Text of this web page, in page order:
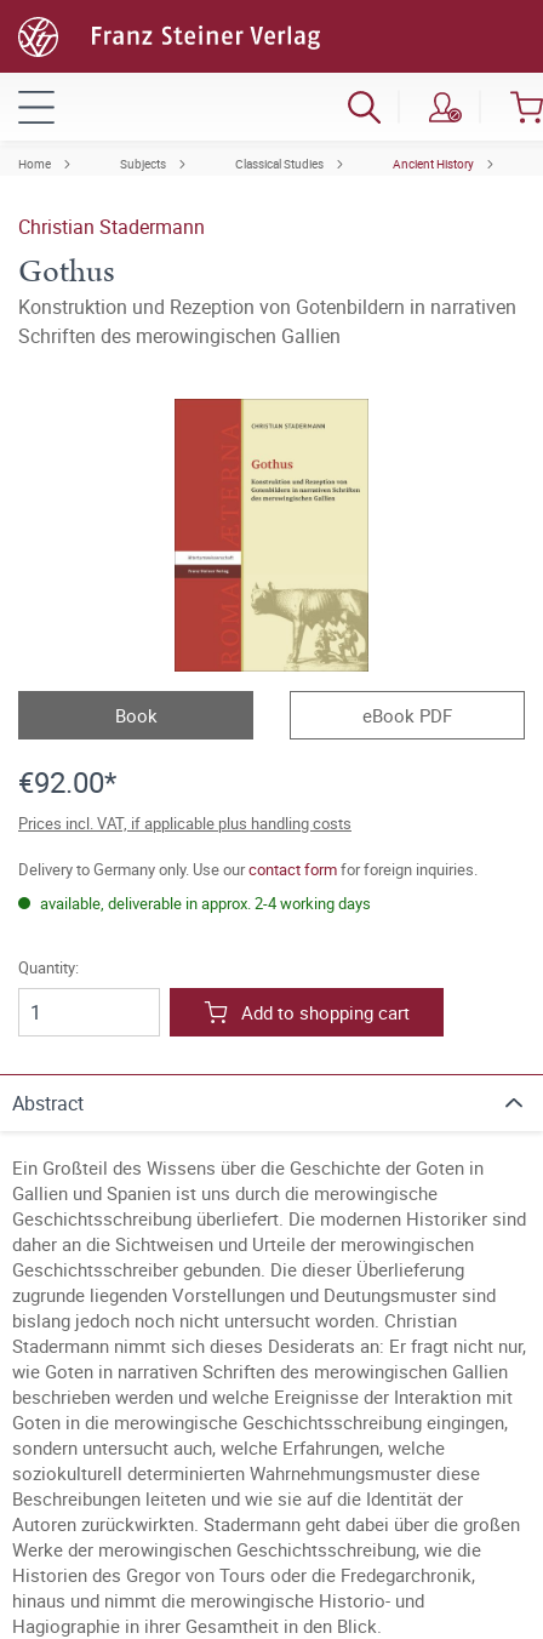
Home Subjects Classical Studies Ancient History
Christian Stadermann
Gothus
Konstruktion und Rezeption von Gotenbildern in narrativen
Schriften des merowingischen Gallien
Book eBook PDF
€92.00*
Prices incl. VAT, if applicable plus handling costs
Delivery to Germany only. Use ourcontact formfor foreign inquiries.
available, deliverable in approx. 2-4 working days
Quantity:
Add to shopping cart
Abstract
Ein Großteil des Wissens über die Geschichte der Goten in
Gallien und Spanien ist uns durch die merowingische
Geschichtsschreibung überliefert. Die modernen Historiker sind
daher an die Sichtweisen und Urteile der merowingischen
Geschichtsschreiber gebunden. Die dieser Überlieferung
zugrunde liegenden Vorstellungen und Deutungsmuster sind
bislang jedoch noch nicht untersucht worden. Christian
Stadermann nimmt sich dieses Desiderats an: Er fragt nicht nur,
wie Goten in narrativen Schriften des merowingischen Gallien
beschrieben werden und welche Ereignisse der Interaktion mit
Goten in die merowingische Geschichtsschreibung eingingen,
sondern untersucht auch, welche Erfahrungen, welche
soziokulturell determinierten Wahrnehmungsmuster diese
Beschreibungen leiteten und wie sie auf die Identität der
Autoren zurückwirkten. Stadermann geht dabei über die großen
Werke der merowingischen Geschichtsschreibung, wie die
Historien des Gregor von Tours oder die Fredegarchronik,
hinaus und nimmt die merowingische Historio- und
Hagiographie in ihrer Gesamtheit in den Blick.